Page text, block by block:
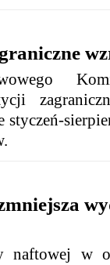
styczeń-
naftowej w